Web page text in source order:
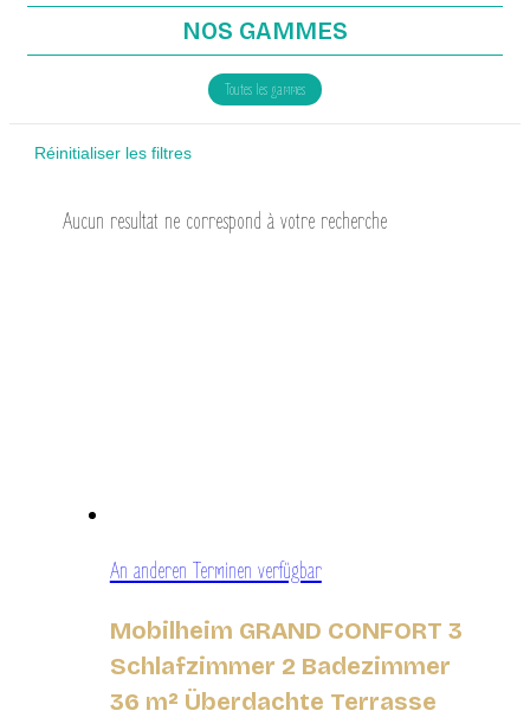
NOS GAMMES
Toutes les gammes
Réinitialiser les filtres
Aucun resultat ne correspond à votre recherche
An anderen Terminen verfügbar
Mobilheim GRAND CONFORT 3
Schlafzimmer 2 Badezimmer
36 m² Überdachte Terrasse